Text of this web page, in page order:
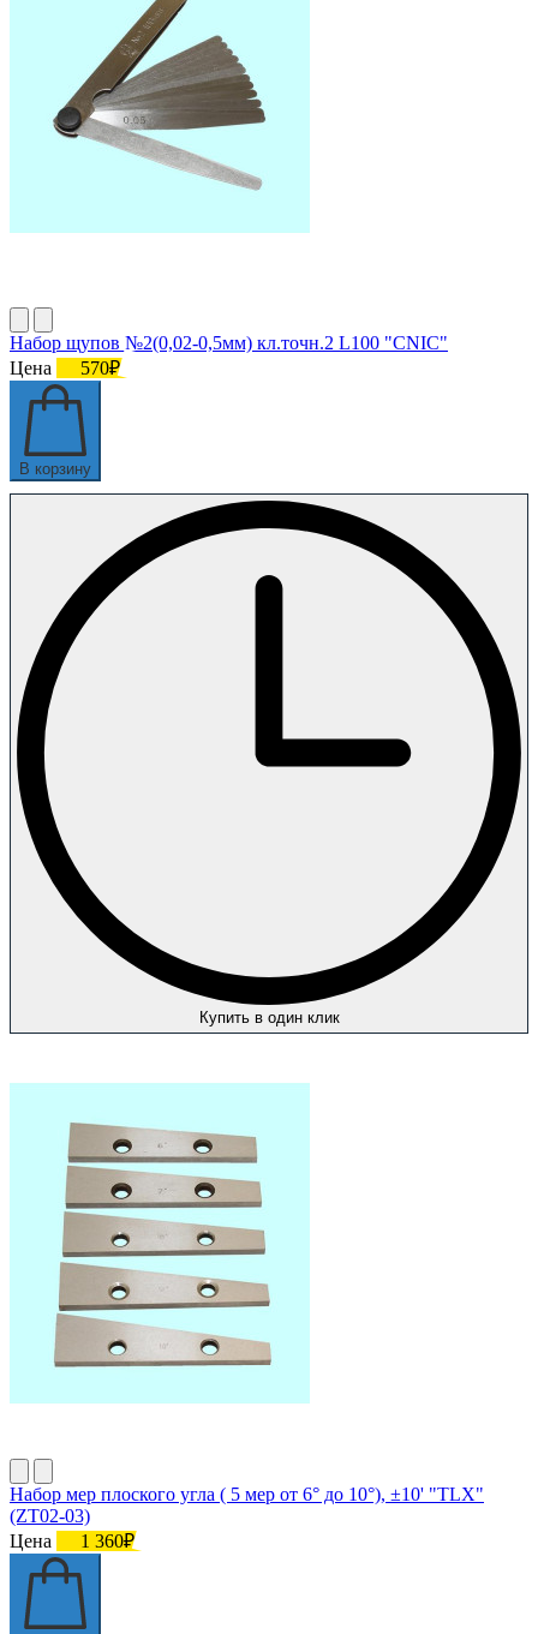
Набор щупов №2(0,02-0,5мм) кл.точн.2 L100 "CNIC"
Цена
570₽
В корзину
Купить в один клик
Набор мер плоского угла ( 5 мер от 6° до 10°), ±10' "TLX"
(ZT02-03)
Цена
1 360₽